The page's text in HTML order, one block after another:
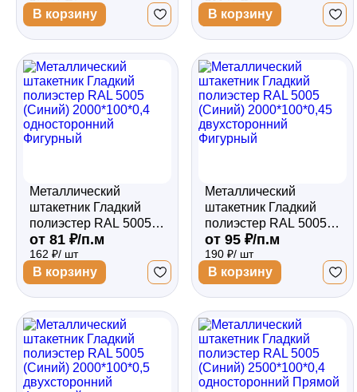
Фигурный
В корзину
Фигурный
В корзину
Металлический
штакетник Гладкий
полиэстер RAL 5005
(Синий) 2000*100*0,4
односторонний
Фигурный
от 81 ₽/п.м
162 ₽/ шт
В корзину
Металлический
штакетник Гладкий
полиэстер RAL 5005
(Синий) 2000*100*0,45
двухсторонний
Фигурный
от 95 ₽/п.м
190 ₽/ шт
В корзину